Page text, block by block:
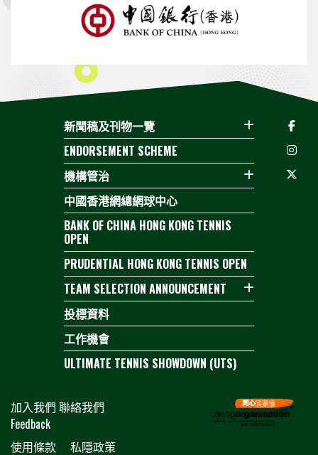
新聞稿及刊物一覽
ENDORSEMENT SCHEME
機構管治
中國香港網總網球中心
BANK OF CHINA HONG KONG TENNIS
OPEN
PRUDENTIAL HONG KONG TENNIS OPEN
TEAM SELECTION ANNOUNCEMENT
投標資料
工作機會
ULTIMATE TENNIS SHOWDOWN (UTS)
加入我們 聯絡我們
Feedback
使用條款
私隱政策